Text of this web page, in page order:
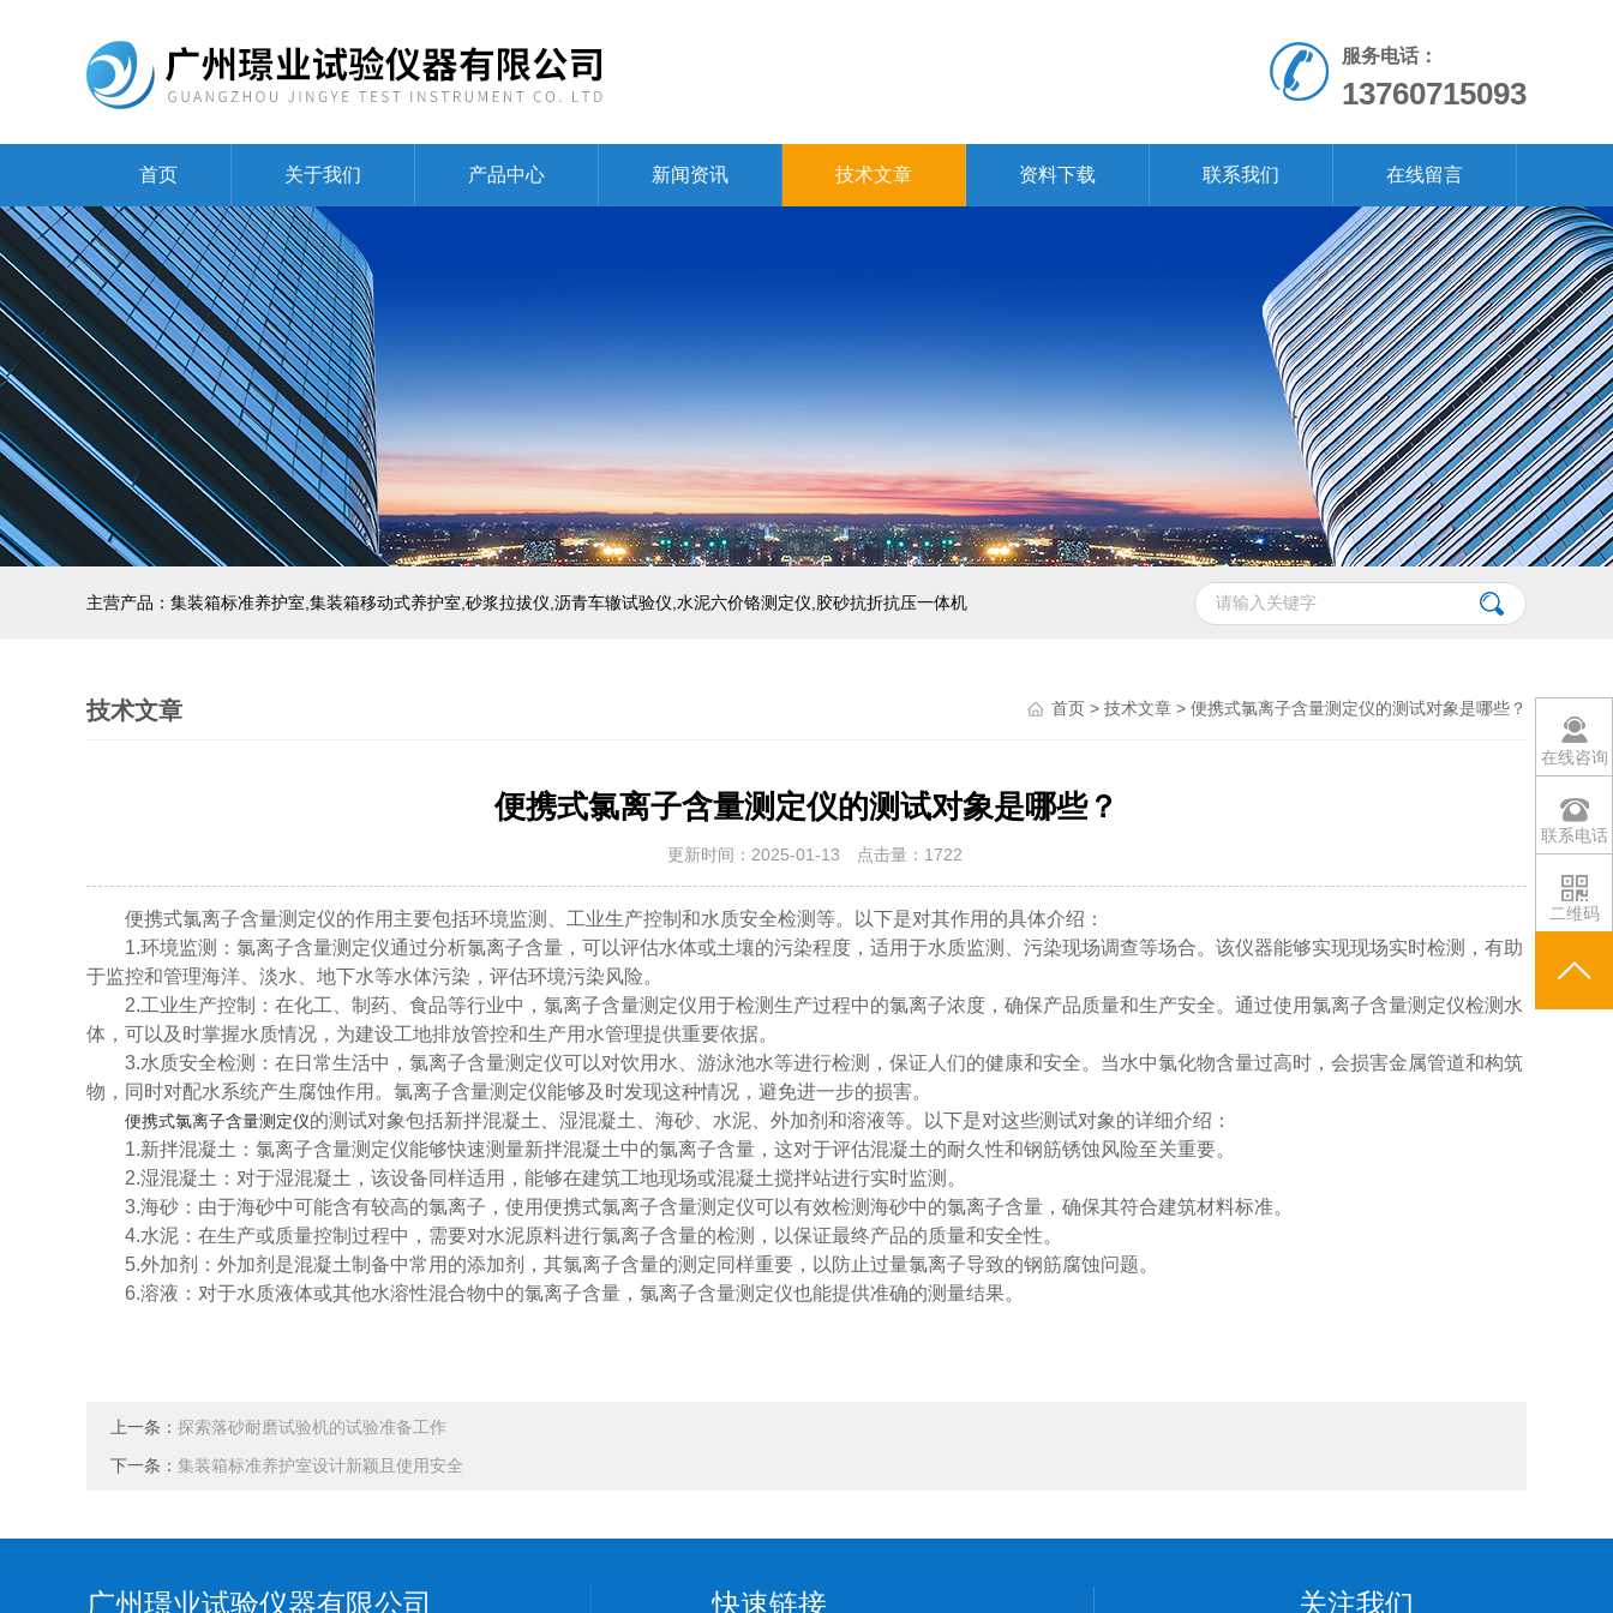
服务电话：
13760715093
首页 关于我们 产品中心 新闻资讯 技术文章 资料下载 联系我们 在线留言
主营产品：集装箱标准养护室,集装箱移动式养护室,砂浆拉拔仪,沥青车辙试验仪,水泥六价铬测定仪,胶砂抗折抗压一体机
技术文章 首页 > 技术文章 > 便携式氯离子含量测定仪的测试对象是哪些？
便携式氯离子含量测定仪的测试对象是哪些？
更新时间：2025-01-13 点击量： 1722
便携式氯离子含量测定仪的作用主要包括环境监测、工业生产控制和水质安全检测等。以下是对其作用的具体介绍：
1.环境监测：氯离子含量测定仪通过分析氯离子含量，可以评估水体或土壤的污染程度，适用于水质监测、污染现场调查等场合。该仪器能够实现现场实时检测，有助
于监控和管理海洋、淡水、地下水等水体污染，评估环境污染风险。
2.工业生产控制：在化工、制药、食品等行业中，氯离子含量测定仪用于检测生产过程中的氯离子浓度，确保产品质量和生产安全。通过使用氯离子含量测定仪检测水
体，可以及时掌握水质情况，为建设工地排放管控和生产用水管理提供重要依据。
3.水质安全检测：在日常生活中，氯离子含量测定仪可以对饮用水、游泳池水等进行检测，保证人们的健康和安全。当水中氯化物含量过高时，会损害金属管道和构筑
物，同时对配水系统产生腐蚀作用。氯离子含量测定仪能够及时发现这种情况，避免进一步的损害。
便携式氯离子含量测定仪的测试对象包括新拌混凝土、湿混凝土、海砂、水泥、外加剂和溶液等。以下是对这些测试对象的详细介绍：
1.新拌混凝土：氯离子含量测定仪能够快速测量新拌混凝土中的氯离子含量，这对于评估混凝土的耐久性和钢筋锈蚀风险至关重要。
2.湿混凝土：对于湿混凝土，该设备同样适用，能够在建筑工地现场或混凝土搅拌站进行实时监测。
3.海砂：由于海砂中可能含有较高的氯离子，使用便携式氯离子含量测定仪可以有效检测海砂中的氯离子含量，确保其符合建筑材料标准。
4.水泥：在生产或质量控制过程中，需要对水泥原料进行氯离子含量的检测，以保证最终产品的质量和安全性。
5.外加剂：外加剂是混凝土制备中常用的添加剂，其氯离子含量的测定同样重要，以防止过量氯离子导致的钢筋腐蚀问题。
6.溶液：对于水质液体或其他水溶性混合物中的氯离子含量，氯离子含量测定仪也能提供准确的测量结果。
上一条： 探索落砂耐磨试验机的试验准备工作
下一条： 集装箱标准养护室设计新颖且使用安全
广州璟业试验仪器有限公司 快速链接 关注我们
在线咨询
联系电话
二维码